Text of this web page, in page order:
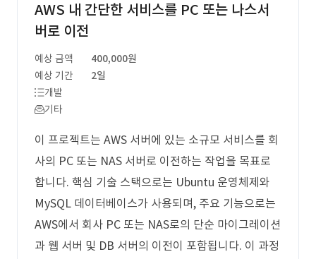
AWS 내 간단한 서비스를 PC 또는 나스서
버로 이전
예상 금액
400,000원
예상 기간
2일
개발
기타
이 프로젝트는 AWS 서버에 있는 소규모 서비스를 회
사의 PC 또는 NAS 서버로 이전하는 작업을 목표로
합니다. 핵심 기술 스택으로는 Ubuntu 운영체제와
MySQL 데이터베이스가 사용되며, 주요 기능으로는
AWS에서 회사 PC 또는 NAS로의 단순 마이그레이션
과 웹 서버 및 DB 서버의 이전이 포함됩니다. 이 과정